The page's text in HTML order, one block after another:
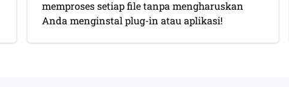
memproses setiap file tanpa mengharuskan
Anda menginstal plug-in atau aplikasi!